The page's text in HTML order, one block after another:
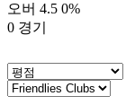
오버 4.5 0%
0 경기